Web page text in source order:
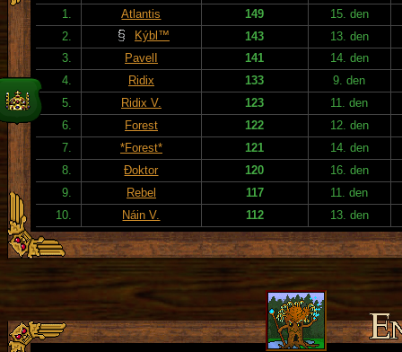
1.
Atlantis 149
15. den
2.
Kýbl™ 143
13. den
3.
PavelI 141
14. den
4.
Ridix 133
9. den
5.
Ridix V. 123
11. den
6.
Forest 122
12. den
7.
*Forest* 121
14. den
8.
Đoktor 120
16. den
9.
Rebel 117
11. den
10.
Náin V. 112 13. den